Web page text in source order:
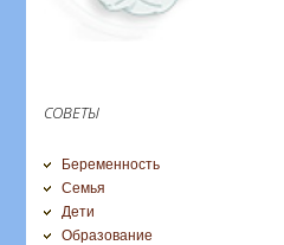
СОВЕТЫ
Беременность
Семья
Дети
Образование